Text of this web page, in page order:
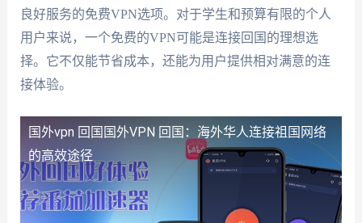
良好服务的免费VPN选项。对于学生和预算有限的个人
用户来说，一个免费的VPN可能是连接回国的理想选
择。它不仅能节省成本，还能为用户提供相对满意的连
接体验。
国外vpn 回国 国外VPN 回国：海外华人连接祖国网络
的高效途径